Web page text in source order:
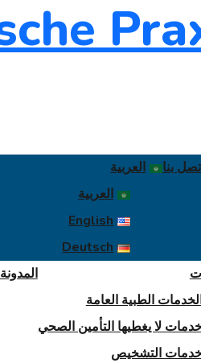
بنا
العربية
العربية
English
Deutsch
الطبية العامة
لا يغطيها التأمين الصحي
التشخيص
المدونة